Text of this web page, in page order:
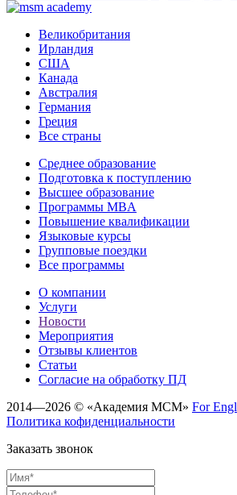
Великобритания
Ирландия
США
Канада
Австралия
Германия
Греция
Все страны
Среднее образование
Подготовка к поступлению
Высшее образование
Программы MBA
Повышение квалификации
Языковые курсы
Групповые поездки
Все программы
О компании
Услуги
Новости
Мероприятия
Отзывы клиентов
Статьи
Cогласие на обработку ПД
2014—2026 © «Академия МСМ» For
Политика кофиденциальности
Заказать звонок